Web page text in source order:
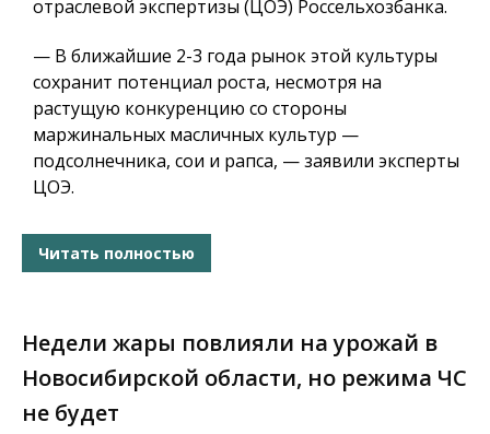
отраслевой экспертизы (ЦОЭ) Россельхозбанка.
— В ближайшие 2-3 года рынок этой культуры
сохранит потенциал роста, несмотря на
растущую конкуренцию со стороны
маржинальных масличных культур —
подсолнечника, сои и рапса, — заявили эксперты
ЦОЭ.
Читать полностью
Недели жары повлияли на урожай в
Новосибирской области, но режима ЧС
не будет